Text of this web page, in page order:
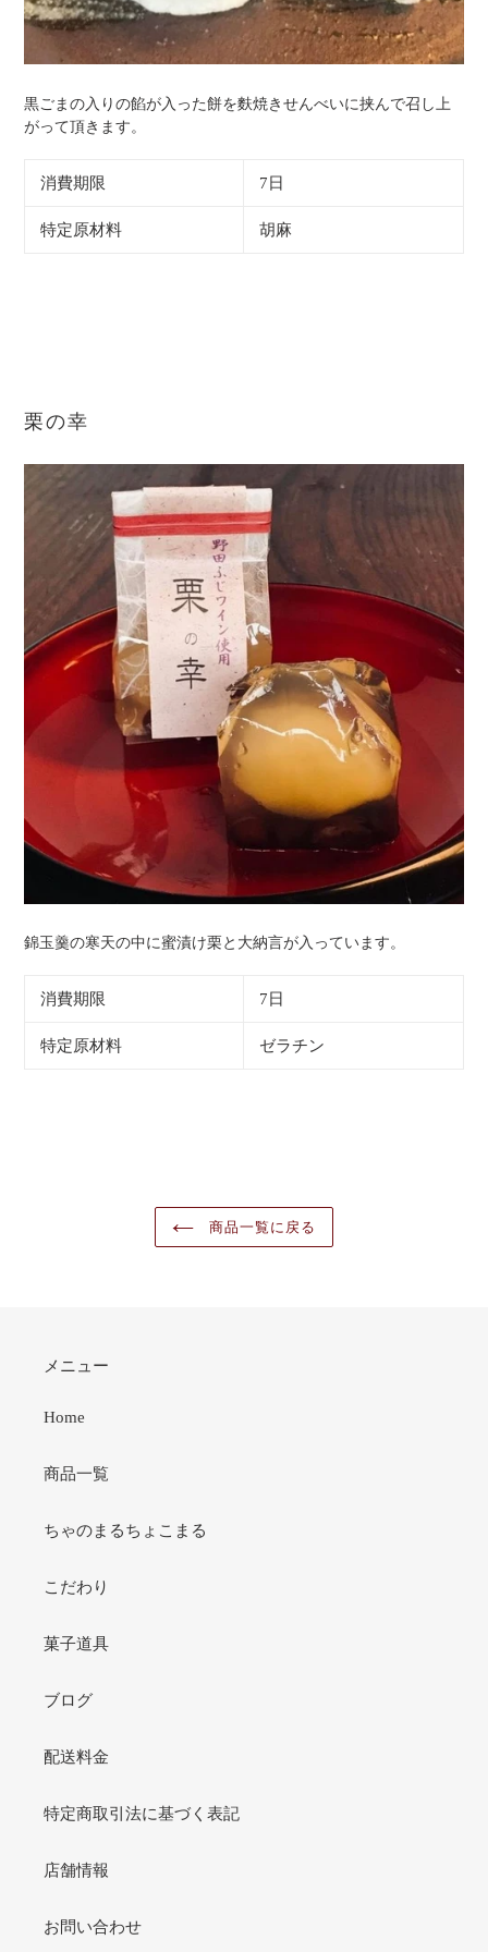
黒ごまの入りの餡が入った餅を麩焼きせんべいに挟んで召し上
がって頂きます。
消費期限 7日
特定原材料 胡麻
栗の幸
錦玉羹の寒天の中に蜜漬け栗と大納言が入っています。
消費期限 7日
特定原材料 ゼラチン
商品一覧に戻る
メニュー
Home
商品一覧
ちゃのまるちょこまる
こだわり
菓子道具
ブログ
配送料金
特定商取引法に基づく表記
店舗情報
お問い合わせ